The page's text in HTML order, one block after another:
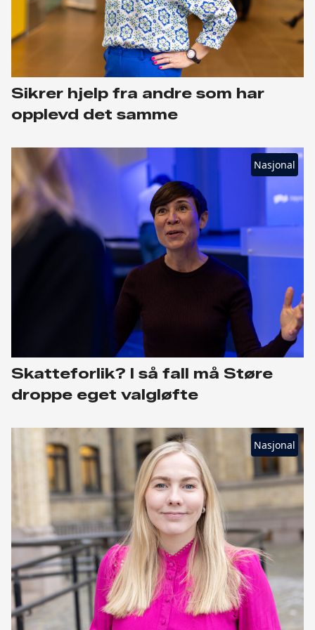
Sikrer hjelp fra andre som har
opplevd det samme
Nasjonal
Skatteforlik? I så fall må Støre
droppe eget valgløfte
Nasjonal